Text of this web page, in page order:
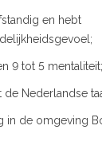
en hebt
9 tot 5 mentaliteit;
de Nederlandse
in de omgeving